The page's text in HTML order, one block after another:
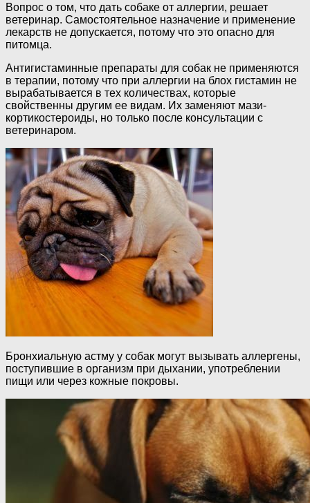
Вопрос о том, что дать собаке от аллергии, решает
ветеринар. Самостоятельное назначение и применение
лекарств не допускается, потому что это опасно для
питомца.
Антигистаминные препараты для собак не применяются
в терапии, потому что при аллергии на блох гистамин не
вырабатывается в тех количествах, которые
свойственны другим ее видам. Их заменяют мази-
кортикостероиды, но только после консультации с
ветеринаром.
Бронхиальную астму у собак могут вызывать аллергены,
поступившие в организм при дыхании, употреблении
пищи или через кожные покровы.